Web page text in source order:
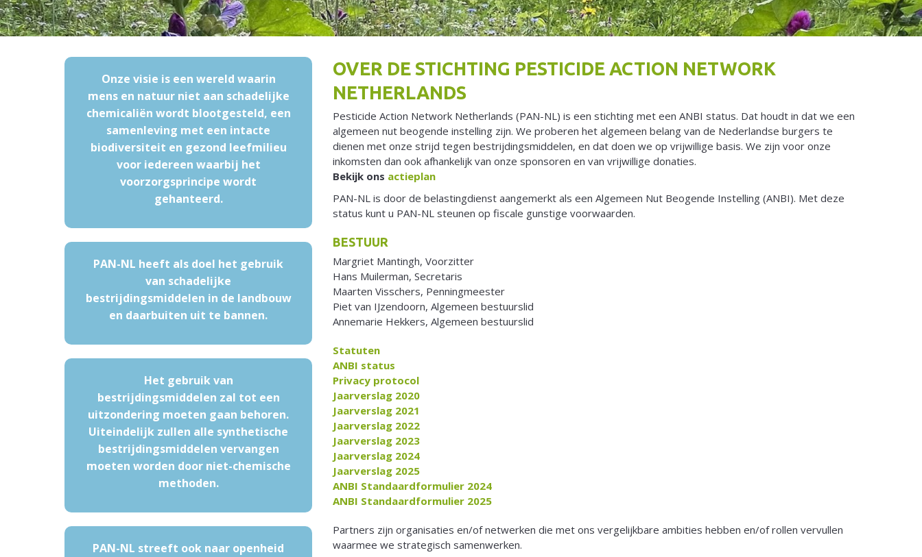
Onze visie is een wereld waarin
mens en natuur niet aan schadelijke
chemicaliën wordt blootgesteld, een
samenleving met een intacte
biodiversiteit en gezond leefmilieu
voor iedereen waarbij het
voorzorgsprincipe wordt
gehanteerd.
PAN-NL heeft als doel het gebruik
van schadelijke
bestrijdingsmiddelen in de landbouw
en daarbuiten uit te bannen.
Het gebruik van
bestrijdingsmiddelen zal tot een
uitzondering moeten gaan behoren.
Uiteindelijk zullen alle synthetische
bestrijdingsmiddelen vervangen
moeten worden door niet-chemische
methoden.
PAN-NL streeft ook naar openheid
OVER DE STICHTING PESTICIDE ACTION NETWORK
NETHERLANDS
Pesticide Action Network Netherlands (PAN-NL) is een stichting met een ANBI status. Dat houdt in dat we een
algemeen nut beogende instelling zijn. We proberen het algemeen belang van de Nederlandse burgers te
dienen met onze strijd tegen bestrijdingsmiddelen, en dat doen we op vrijwillige basis. We zijn voor onze
inkomsten dan ook afhankelijk van onze sponsoren en van vrijwillige donaties.
Bekijk ons actieplan
PAN-NL is door de belastingdienst aangemerkt als een Algemeen Nut Beogende Instelling (ANBI). Met deze
status kunt u PAN-NL steunen op fiscale gunstige voorwaarden.
BESTUUR
Margriet Mantingh, Voorzitter
Hans Muilerman, Secretaris
Maarten Visschers, Penningmeester
Piet van IJzendoorn, Algemeen bestuurslid
Annemarie Hekkers, Algemeen bestuurslid
Statuten
ANBI status
Privacy protocol
Jaarverslag 2020
Jaarverslag 2021
Jaarverslag 2022
Jaarverslag 2023
Jaarverslag 2024
Jaarverslag 2025
ANBI Standaardformulier 2024
ANBI Standaardformulier 2025
Partners zijn organisaties en/of netwerken die met ons vergelijkbare ambities hebben en/of rollen vervullen
waarmee we strategisch samenwerken.